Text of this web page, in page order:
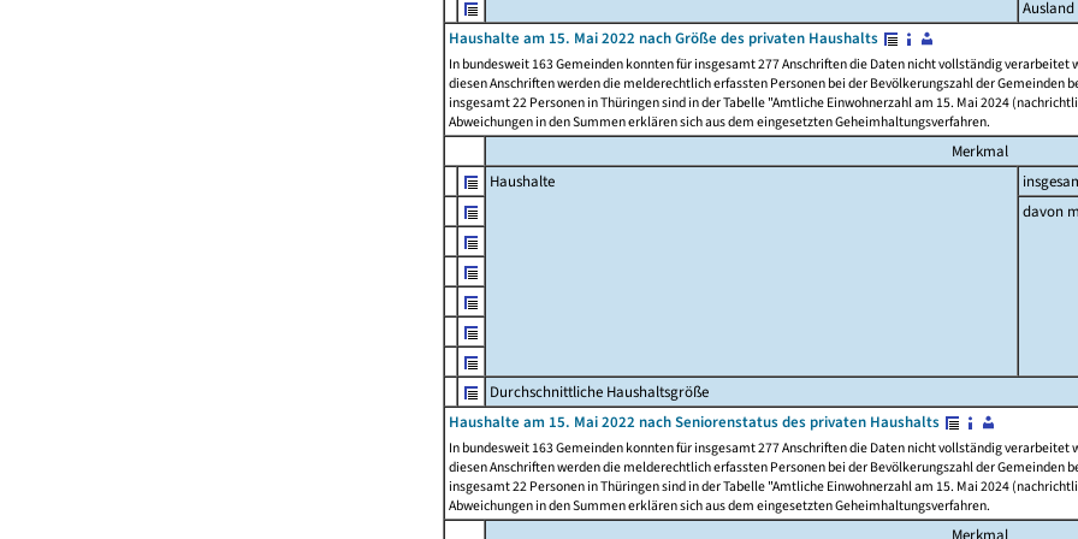
Haushalte am 15. Mai 2022 nach Größe des privaten Haushalts
In bundesweit 163 Gemeinden konnten für insgesamt 277 Anschriften die Daten nicht vollständig
diesen Anschriften werden die melderechtlich erfassten Personen bei der Bevölkerungszahl der
insgesamt 22 Personen in Thüringen sind in der Tabelle "Amtliche Einwohnerzahl am 15. Mai 2024
Abweichungen in den Summen erklären sich aus dem eingesetzten Geheimhaltungsverfahren.
Merkmal
Haushalte
davon
Durchschnittliche Haushaltsgröße
Haushalte am 15. Mai 2022 nach Seniorenstatus des privaten Haushalts
In bundesweit 163 Gemeinden konnten für insgesamt 277 Anschriften die Daten nicht vollständig
diesen Anschriften werden die melderechtlich erfassten Personen bei der Bevölkerungszahl der
insgesamt 22 Personen in Thüringen sind in der Tabelle "Amtliche Einwohnerzahl am 15. Mai 2024
Abweichungen in den Summen erklären sich aus dem eingesetzten Geheimhaltungsverfahren.
Merkmal